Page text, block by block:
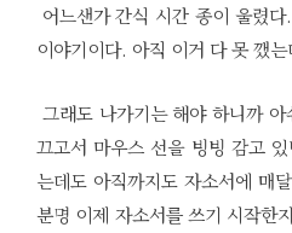
어느샌가 간식 시간 종이 울렸
이야기이다. 아직 이거 다 못 깼
그래도 나가기는 해야 하니까
끄고서 마우스 선을 빙빙 감고
는데도 아직까지도 자소서에 매
분명 이제 자소서를 쓰기 시작한